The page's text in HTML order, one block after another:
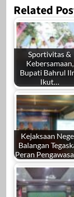
Related
Sportivitas &
Kebersamaan,
Bupati Bahrul
Ikut…
Kejaksaan
Balangan
Peran